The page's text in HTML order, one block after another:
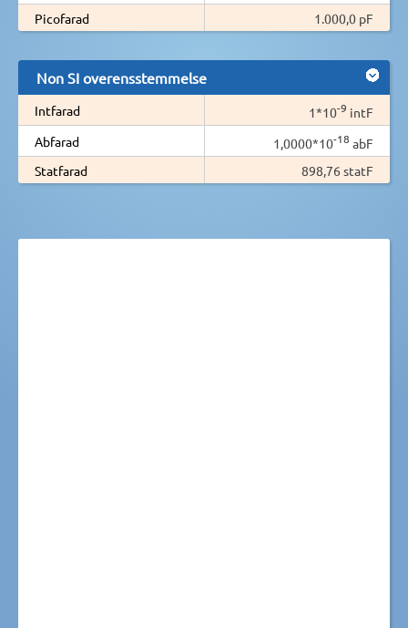
Picofarad
1.000,0 pF
Non SI overensstemmelse
Intfarad 1*10-9 intF
Abfarad
1,0000*10-18 abF
Statfarad
898,76 statF